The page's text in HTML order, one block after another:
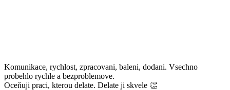
Komunikace, rychlost, zpracovani, baleni, dodani. Vsechno
probehlo rychle a bezproblemove.
Oceňuji praci, kterou delate. Delate ji skvele 👏